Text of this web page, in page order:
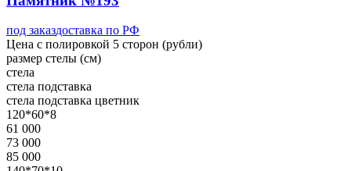
под заказдоставка по РФ
Цена с полировкой 5 сторон (рубли)
размер стелы (см)
стела
стела подставка
стела подставка цветник
120*60*8
61 000
73 000
85 000